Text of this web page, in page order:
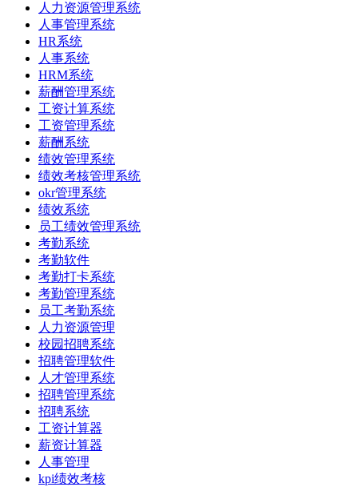
人力资源管理系统
人事管理系统
HR系统
人事系统​
HRM系统
薪酬管理系统
工资计算系统
工资管理系统
薪酬系统
绩效管理系统
绩效考核管理系统
okr管理系统
绩效系统
员工绩效管理系统
考勤系统
考勤软件
考勤打卡系统
考勤管理系统
员工考勤系统
人力资源管理
校园招聘系统
招聘管理软件
人才管理系统
招聘管理系统
招聘系统
工资计算器
薪资计算器
人事管理
kpi绩效考核